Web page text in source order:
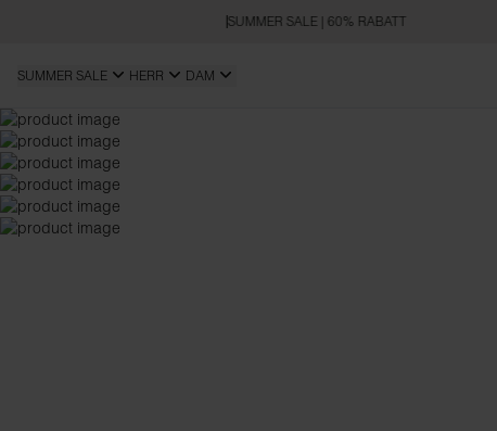
SUMMER SALE | 60% RABATT
SUMMER SALE HERR DAM
SLIM FIT